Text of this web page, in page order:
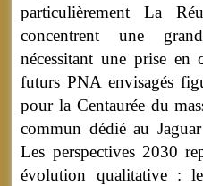
particulièrement La
concentrent une
nécessitant une prise en
futurs PNA envisagés
pour la Centaurée du
commun dédié au
Les perspectives 2030
évolution qualitative :